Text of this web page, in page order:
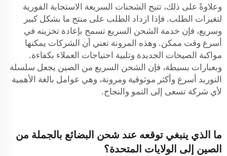
وعلاوةً على ذلك، تتيح الشحنات السريعة الاستجابة الفورية
لتغيرات الطلب. فإذا ازداد الطلب على منتج ما بشكل كبير
وسريع، فإن خدمة الشحن السريع تسمح بإعادة تخزينه في
أسرع وقت ممكن. وهذه المرونة تعني أن الشركات يمكنها
مواكبة الصيحات الجديدة وتلبية احتياجات العملاء بكفاءة.
وبعبارات بسيطة، فإن الشحن السريع من الصين يجعل سلسلة
التوريد أسرع وأكثر موثوقية ومرونة، وهي عوامل بالغة الأهمية
لأي شركة تسعى إلى النمو والنجاح.
ما الذي ينبغي توقعه عند شحن البضائع بالجملة من
الصين إلى الولايات المتحدة؟